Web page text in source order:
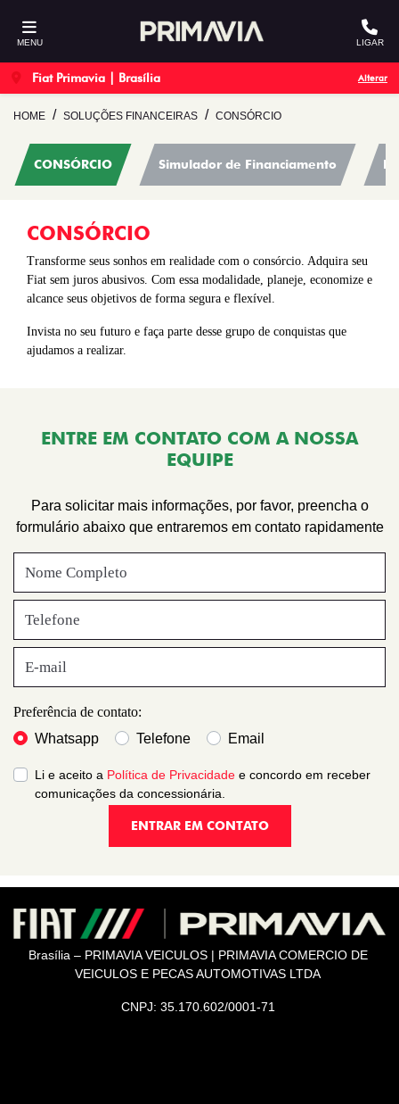
MENU LIGAR
Fiat Primavia | Brasília Alterar
HOME SOLUÇÕES FINANCEIRAS CONSÓRCIO
Simulador de Financiamento
CONSÓRCIO
CONSÓRCIO
Transforme seus sonhos em realidade com o consórcio. Adquira seu
Fiat sem juros abusivos. Com essa modalidade, planeje, economize e
alcance seus objetivos de forma segura e flexível.
Invista no seu futuro e faça parte desse grupo de conquistas que
ajudamos a realizar.
ENTRE EM CONTATO COM A NOSSA
EQUIPE
Para solicitar mais informações, por favor, preencha o
formulário abaixo que entraremos em contato rapidamente
Preferência de contato:
Whatsapp
Telefone Email
Li e aceito a Política de Privacidade e concordo em receber
comunicações da concessionária.
ENTRAR EM CONTATO
Brasília – PRIMAVIA VEICULOS | PRIMAVIA COMERCIO DE
VEICULOS E PECAS AUTOMOTIVAS LTDA
CNPJ: 35.170.602/0001-71